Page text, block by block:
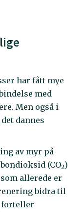
har fått mye
med
Men også i
dannes
av myr på
(CO2)
allerede er
bidra til
forteller